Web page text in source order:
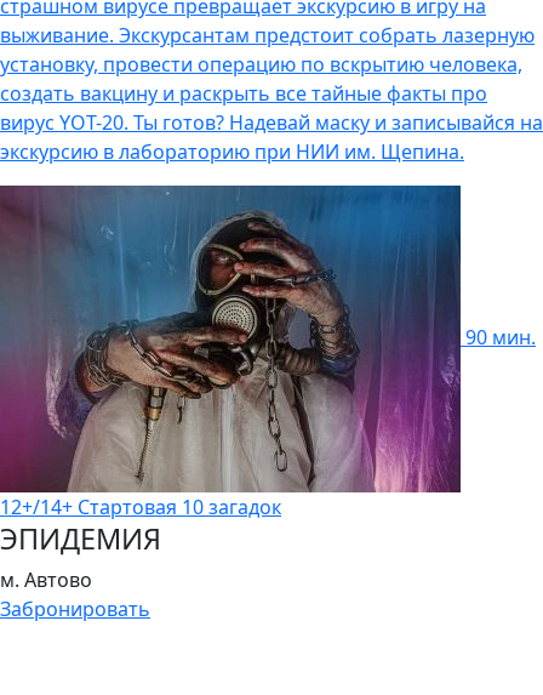
страшном вирусе превращает экскурсию в игру на
выживание. Экскурсантам предстоит собрать лазерную
установку, провести операцию по вскрытию человека,
создать вакцину и раскрыть все тайные факты про
вирус YOT-20. Ты готов? Надевай маску и записывайся на
экскурсию в лабораторию при НИИ им. Щепина.
90 мин.
12+/14+ Стартовая 10 загадок
ЭПИДЕМИЯ
м. Автово
Забронировать